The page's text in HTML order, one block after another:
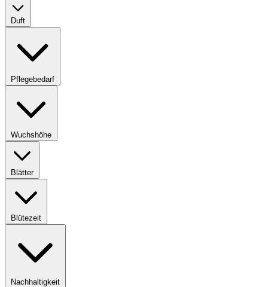
Duft
Pflegebedarf
Wuchshöhe
Blätter
Blütezeit
Nachhaltigkeit